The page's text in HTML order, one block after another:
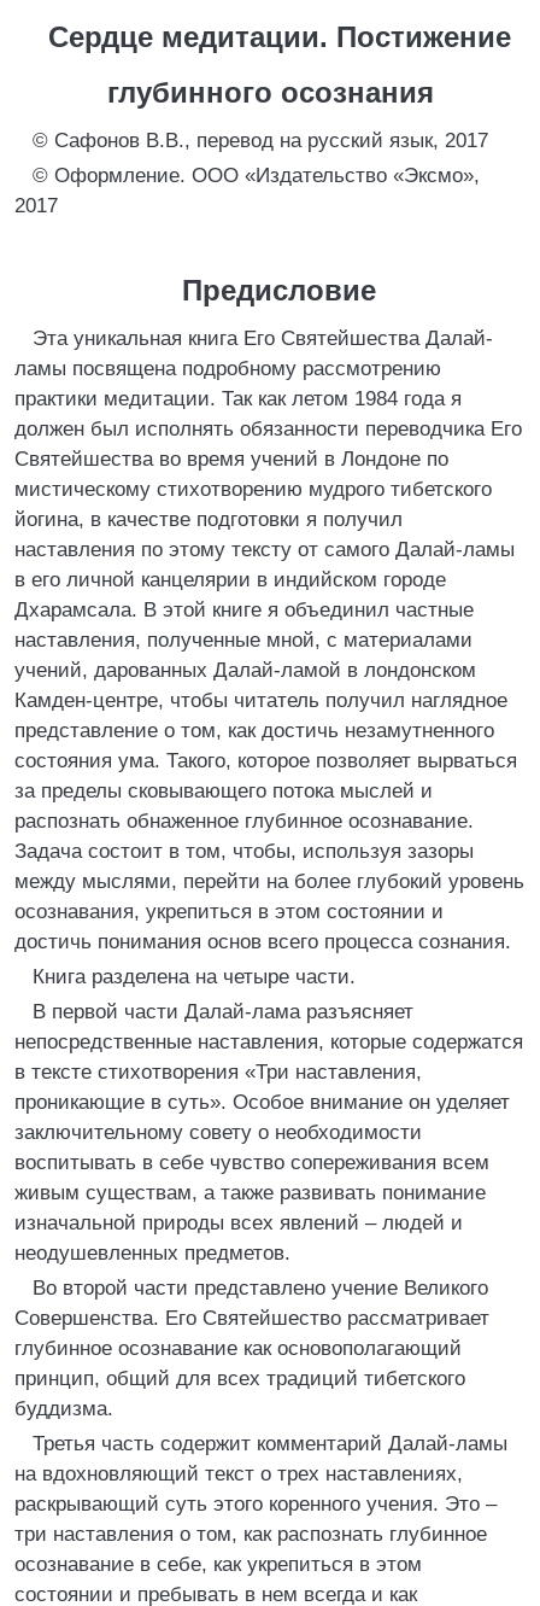
Сердце медитации. Постижение
глубинного осознания
© Сафонов В.В., перевод на русский язык, 2017
© Оформление. ООО «Издательство «Эксмо»,
2017
Предисловие
Эта уникальная книга Его Святейшества Далай-
ламы посвящена подробному рассмотрению
практики медитации. Так как летом 1984 года я
должен был исполнять обязанности переводчика Его
Святейшества во время учений в Лондоне по
мистическому стихотворению мудрого тибетского
йогина, в качестве подготовки я получил
наставления по этому тексту от самого Далай-ламы
в его личной канцелярии в индийском городе
Дхарамсала. В этой книге я объединил частные
наставления, полученные мной, с материалами
учений, дарованных Далай-ламой в лондонском
Камден-центре, чтобы читатель получил наглядное
представление о том, как достичь незамутненного
состояния ума. Такого, которое позволяет вырваться
за пределы сковывающего потока мыслей и
распознать обнаженное глубинное осознавание.
Задача состоит в том, чтобы, используя зазоры
между мыслями, перейти на более глубокий уровень
осознавания, укрепиться в этом состоянии и
достичь понимания основ всего процесса сознания.
Книга разделена на четыре части.
В первой части Далай-лама разъясняет
непосредственные наставления, которые содержатся
в тексте стихотворения «Три наставления,
проникающие в суть». Особое внимание он уделяет
заключительному совету о необходимости
воспитывать в себе чувство сопереживания всем
живым существам, а также развивать понимание
изначальной природы всех явлений – людей и
неодушевленных предметов.
Во второй части представлено учение Великого
Совершенства. Его Святейшество рассматривает
глубинное осознавание как основополагающий
принцип, общий для всех традиций тибетского
буддизма.
Третья часть содержит комментарий Далай-ламы
на вдохновляющий текст о трех наставлениях,
раскрывающий суть этого коренного учения. Это –
три наставления о том, как распознать глубинное
осознавание в себе, как укрепиться в этом
состоянии и пребывать в нем всегда и как